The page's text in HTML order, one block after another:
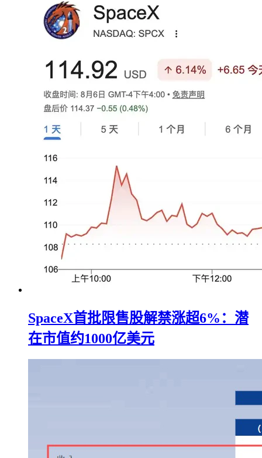
SpaceX首批限售股解禁涨超6%：潜
在市值约1000亿美元